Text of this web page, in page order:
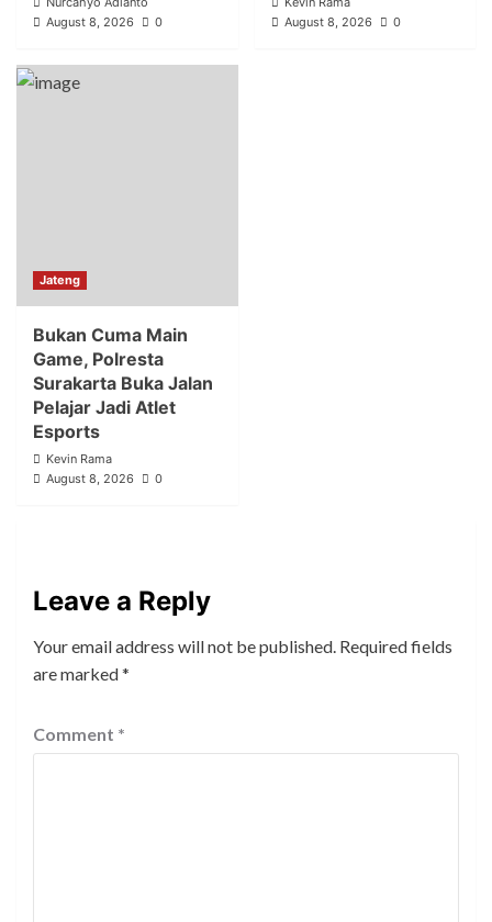
August 8, 2026
0
August 8, 2026
0
Jateng
Bukan Cuma Main
Game, Polresta
Surakarta Buka Jalan
Pelajar Jadi Atlet
Esports
Kevin Rama
August 8, 2026
0
Leave a Reply
Your email address will not be published. Required fields
are marked*
Comment *